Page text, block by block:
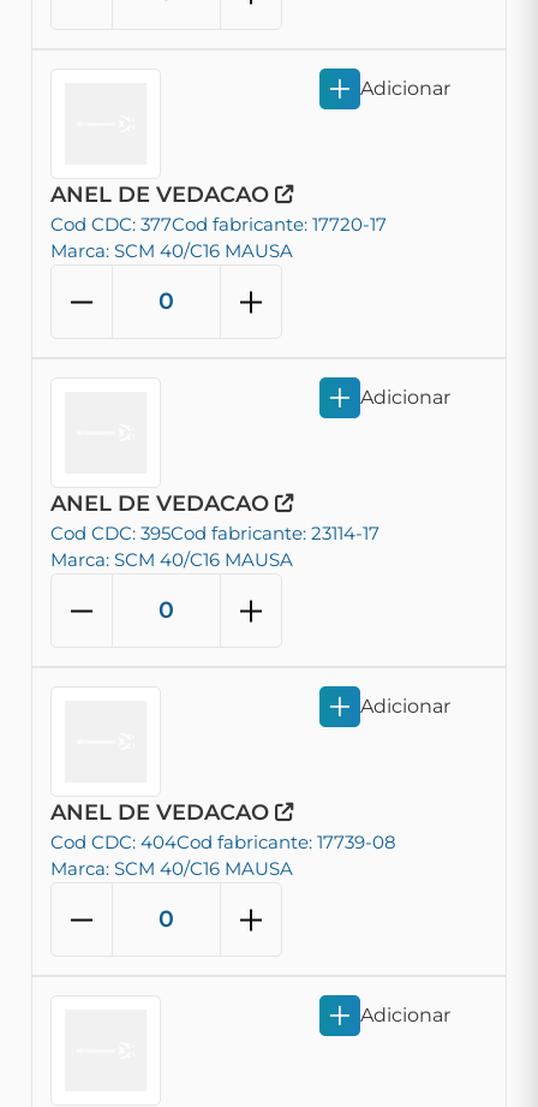
ANEL DE VEDACAO
Cod CDC: 377Cod fabricante: 17720-17
Marca: SCM 40/C16 MAUSA
Adicionar
ANEL DE VEDACAO
Cod CDC: 395Cod fabricante: 23114-17
Marca: SCM 40/C16 MAUSA
Adicionar
ANEL DE VEDACAO
Cod CDC: 404Cod fabricante: 17739-08
Marca: SCM 40/C16 MAUSA
Adicionar
Adicionar